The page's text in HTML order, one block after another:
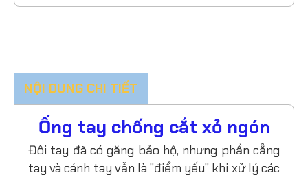
NỘI DUNG CHI TIẾT
Ống tay chống cắt xỏ ngón
Đôi tay đã có găng bảo hộ, nhưng phần cẳng
tay và cánh tay vẫn là "điểm yếu" khi xử lý các